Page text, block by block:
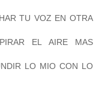
TU VOZ EN OTRA
EL AIRE MAS
LO MIO CON LO